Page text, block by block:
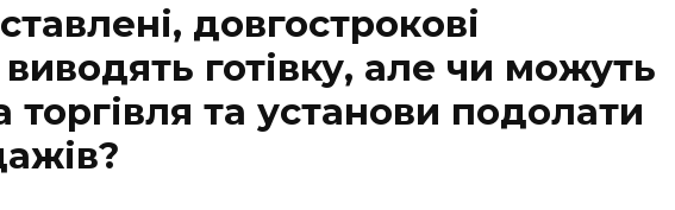
довгострокові
готівку, але чи можуть
торгівля та установи подолати